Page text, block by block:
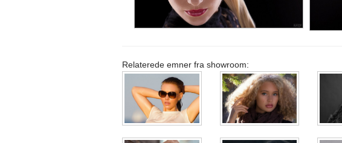
Relaterede emner fra showroom: